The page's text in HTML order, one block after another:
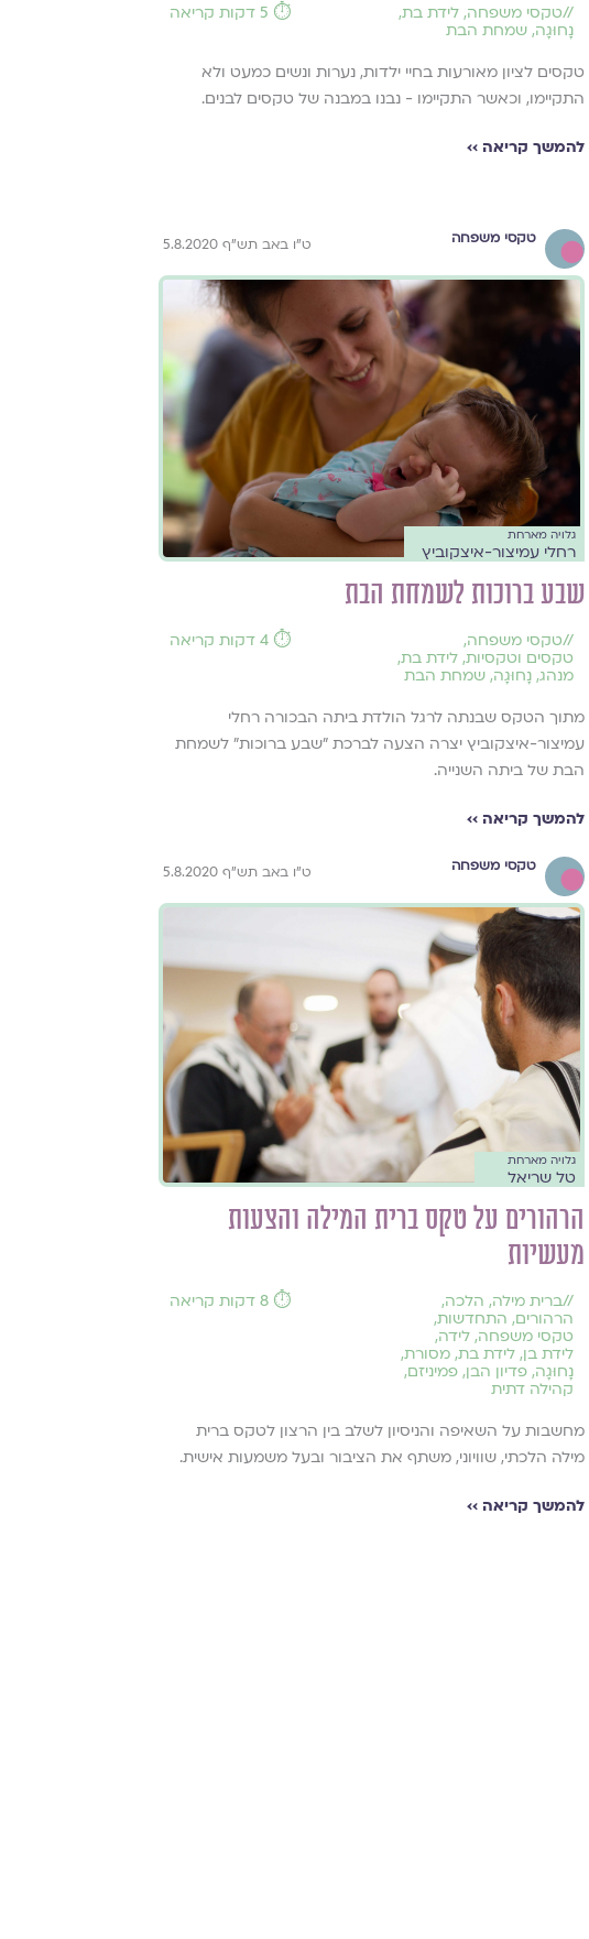
//טקסי משפחה,לידת בת,
נָחוּגָה,שמחת הבת
⏱️ 5 דקות קריאה
טקסים לציון מאורעות בחיי ילדות, נערות ונשים כמעט ולא
התקיימו, וכאשר התקיימו - נבנו במבנה של טקסים לבנים.
להמשך קריאה ››
טקסי משפחה ט"ו באב תש"ף 5.8.2020
גלויה מארחת
רחלי עמיצור-איצקוביץ
שבע ברוכות לשמחת הבת
//טקסי משפחה,
טקסים וטקסיות,לידת בת,
מנהג,נָחוּגָה,שמחת הבת
⏱️ 4 דקות קריאה
מתוך הטקס שבנתה לרגל הולדת ביתה הבכורה רחלי
עמיצור-איצקוביץ יצרה הצעה לברכת "שבע ברוכות" לשמחת
הבת של ביתה השנייה.
להמשך קריאה ››
טקסי משפחה ט"ו באב תש"ף 5.8.2020
גלויה מארחת
טל שריאל
הרהורים על טקס ברית המילה והצעות
מעשיות
//ברית מילה, הלכה,
הרהורים, התחדשות,
טקסי משפחה,לידה,
לידת בן,לידת בת,מסורת,
נָחוּגָה,פדיון הבן,פמיניזם,
קהילה דתית
⏱️ 8 דקות קריאה
מחשבות על השאיפה והניסיון לשלב בין הרצון לטקס ברית
מילה הלכתי, שוויוני, משתף את הציבור ובעל משמעות אישית.
להמשך קריאה ››